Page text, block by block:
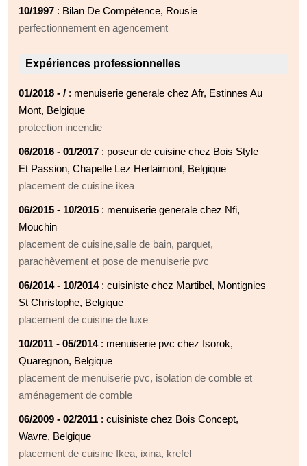
10/1997 : Bilan De Compétence, Rousie
perfectionnement en agencement
Expériences professionnelles
01/2018 - / : menuiserie generale chez Afr, Estinnes Au
Mont, Belgique
protection incendie
06/2016 - 01/2017 : poseur de cuisine chez Bois Style
Et Passion, Chapelle Lez Herlaimont, Belgique
placement de cuisine ikea
06/2015 - 10/2015 : menuiserie generale chez Nfi,
Mouchin
placement de cuisine,salle de bain, parquet,
parachèvement et pose de menuiserie pvc
06/2014 - 10/2014: cuisiniste chez Martibel, Montignies
St Christophe, Belgique
placement de cuisine de luxe
10/2011 - 05/2014: menuiserie pvc chez Isorok,
Quaregnon, Belgique
placement de menuiserie pvc, isolation de comble et
aménagement de comble
06/2009 - 02/2011 : cuisiniste chez Bois Concept,
Wavre, Belgique
placement de cuisine Ikea, ixina, krefel